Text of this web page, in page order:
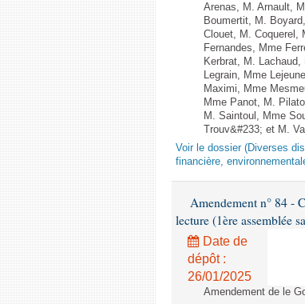
Arenas, M. Arnault,
Boumertit, M.
Clouet, M. Coquerel,
Fernandes, Mme
Kerbrat, M.
Legrain, Mme
Maximi, Mme
Mme Panot, M.
M. Saintoul, Mme
Trouv&#233; et M.
Voir le dossier (Diverses
financière,
Amendement n° 84 -
lecture (1ère assemblée
Date de
dépôt :
26/01/2025
Amendement de le